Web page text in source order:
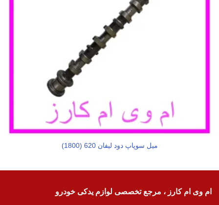
میل سوپاپ دود لیفان 620 (1800)
ام وی ام کارز ، مرجع تخصصی لوازم یدکی خودرو